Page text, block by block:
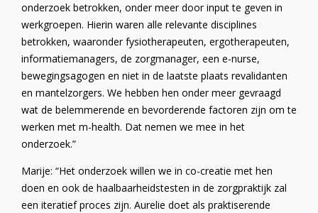
onderzoek betrokken, onder meer door input te geven in
werkgroepen. Hierin waren alle relevante disciplines
betrokken, waaronder fysiotherapeuten, ergotherapeuten,
informatiemanagers, de zorgmanager, een e-nurse,
bewegingsagogen en niet in de laatste plaats revalidanten
en mantelzorgers. We hebben hen onder meer gevraagd
wat de belemmerende en bevorderende factoren zijn om te
werken met m-health. Dat nemen we mee in het
onderzoek.”
Marije: “Het onderzoek willen we in co-creatie met hen
doen en ook de haalbaarheidstesten in de zorgpraktijk zal
een iteratief proces zijn. Aurelie doet als praktiserende